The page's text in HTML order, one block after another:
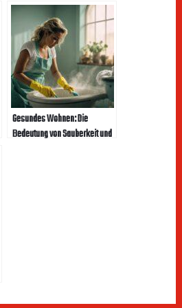
Gesundes Wohnen: Die
Bedeutung von Sauberkeit und